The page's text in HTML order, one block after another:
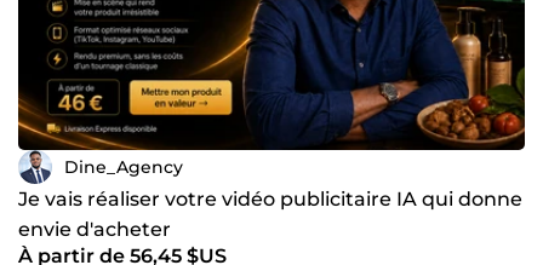
Dine_Agency
Je vais réaliser votre vidéo publicitaire IA qui donne
envie d'acheter
À partir de 56,45 $US